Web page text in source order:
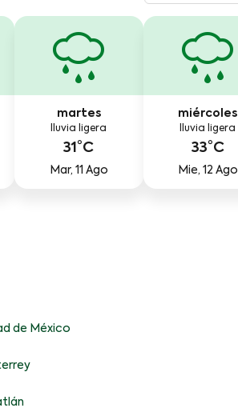
martes
lluvia ligera
31°C
Mar, 11 Ago
miércoles
lluvia ligera
33°C
Mie, 12 Ago
de México